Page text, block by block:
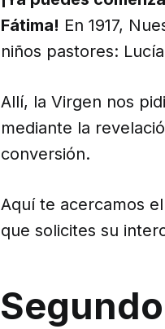
Fátima! En 1917,
niños pastores:
Allí, la Virgen nos
mediante la
conversión.
Aquí te acercamos
que solicites su